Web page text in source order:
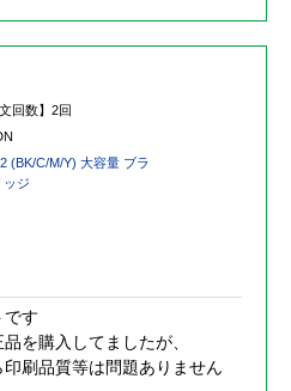
回数】 2回
(BK/C/M/Y) 大容量 ブラ
ッジ
です
を購入してましたが、
刷品質等は問題ありません